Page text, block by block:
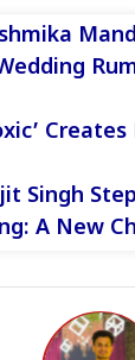
Creates
Singh
A New